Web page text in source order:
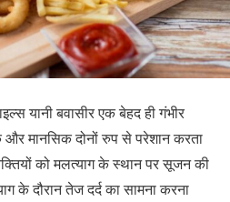
यानी बवासीर एक बेहद ही गंभीर
और मानसिक दोनों रुप से परेशान करता
को मलत्याग के स्थान पर सूजन की
के दौरान तेज दर्द का सामना करना